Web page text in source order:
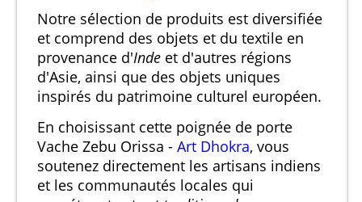
Notre sélection de produits est diversifiée
et comprend des objets et du textile en
provenance d'Inde et d'autres régions
d'Asie, ainsi que des objets uniques
inspirés du patrimoine culturel européen.
En choisissant cette poignée de porte
Vache Zebu Orissa - Art Dhokra, vous
soutenez directement les artisans indiens
et les communautés locales qui